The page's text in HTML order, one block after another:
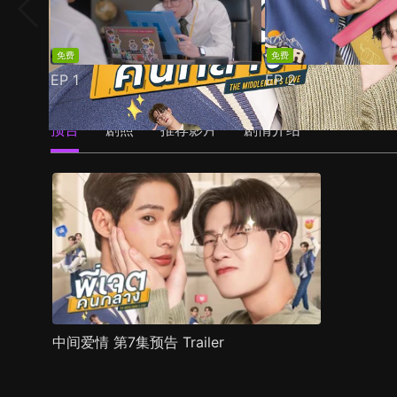
免费
EP1
免费
EP2
预告 剧照 推荐影片 剧情介绍
中间爱情 第7集预告 Trailer